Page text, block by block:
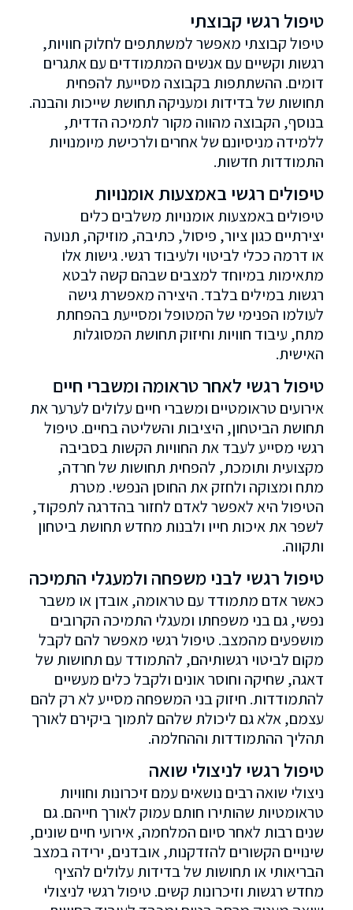
טיפול רגשי קבוצתי
טיפול קבוצתי מאפשר למשתתפים לחלוק חוויות,
רגשות וקשיים עם אנשים המתמודדים עם אתגרים
דומים. ההשתתפות בקבוצה מסייעת להפחית
תחושות של בדידות ומעניקה תחושת שייכות והבנה.
בנוסף, הקבוצה מהווה מקור לתמיכה הדדית,
ללמידה מניסיונם של אחרים ולרכישת מיומנויות
התמודדות חדשות.
טיפולים רגשי באמצעות אומנויות
טיפולים באמצעות אומנויות משלבים כלים
יצירתיים כגון ציור, פיסול, כתיבה, מוזיקה, תנועה
או דרמה ככלי לביטוי ולעיבוד רגשי. גישות אלו
מתאימות במיוחד למצבים שבהם קשה לבטא
רגשות במילים בלבד. היצירה מאפשרת גישה
לעולמו הפנימי של המטופל ומסייעת בהפחתת
מתח, עיבוד חוויות וחיזוק תחושת המסוגלות
האישית.
טיפול רגשי לאחר טראומה ומשברי חיים
אירועים טראומטיים ומשברי חיים עלולים לערער את
תחושת הביטחון, היציבות והשליטה בחיים. טיפול
רגשי מסייע לעבד את החוויות הקשות בסביבה
מקצועית ותומכת, להפחית תחושות של חרדה,
מתח ומצוקה ולחזק את החוסן הנפשי. מטרת
הטיפול היא לאפשר לאדם לחזור בהדרגה לתפקוד,
לשפר את איכות חייו ולבנות מחדש תחושת ביטחון
ותקווה.
טיפול רגשי לבני משפחה ולמעגלי התמיכה
כאשר אדם מתמודד עם טראומה, אובדן או משבר
נפשי, גם בני משפחתו ומעגלי התמיכה הקרובים
מושפעים מהמצב. טיפול רגשי מאפשר להם לקבל
מקום לביטוי רגשותיהם, להתמודד עם תחושות של
דאגה, שחיקה וחוסר אונים ולקבל כלים מעשיים
להתמודדות. חיזוק בני המשפחה מסייע לא רק להם
עצמם, אלא גם ליכולת שלהם לתמוך ביקירם לאורך
תהליך ההתמודדות וההחלמה.
טיפול רגשי לניצולי שואה
ניצולי שואה רבים נושאים עמם זיכרונות וחוויות
טראומטיות שהותירו חותם עמוק לאורך חייהם. גם
שנים רבות לאחר סיום המלחמה, אירועי חיים שונים,
שינויים הקשורים להזדקנות, אובדנים, ירידה במצב
הבריאותי או תחושות של בדידות עלולים להציף
מחדש רגשות וזיכרונות קשים. טיפול רגשי לניצולי